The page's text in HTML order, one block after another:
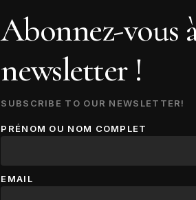
Abonnez-vous
newsletter !
SUBSCRIBE TO OUR NEWSLETTER!
PRÉNOM OU NOM COMPLET
EMAIL